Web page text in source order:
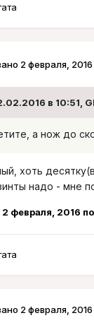
2 февраля, 2016
в 10:51,
а нож до
хоть
надо - мне
2 февраля, 2016
2 февраля, 2016